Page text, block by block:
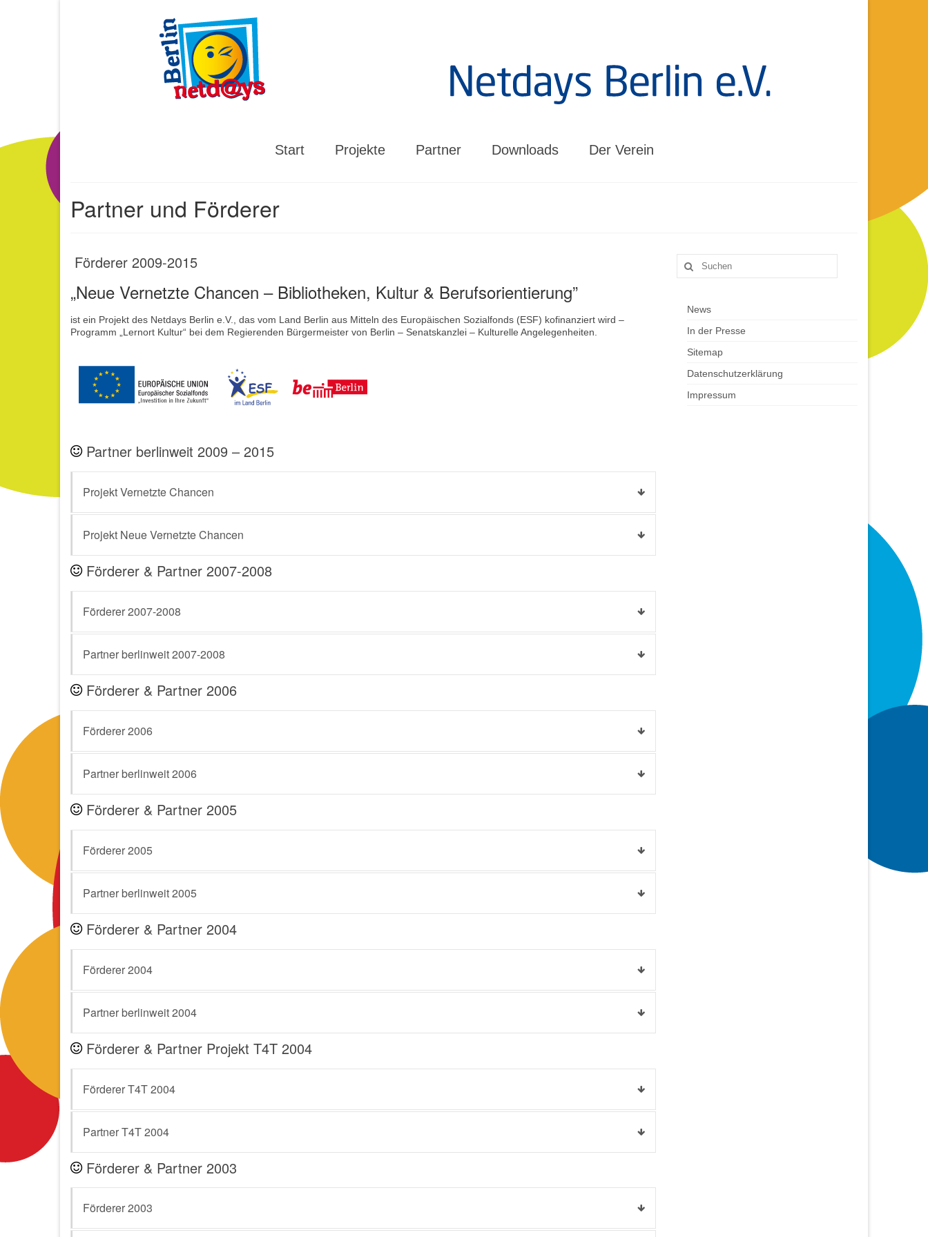
Start Projekte Partner Downloads Der Verein
Partner und Förderer
Förderer 2009-2015
„Neue Vernetzte Chancen – Bibliotheken, Kultur & Berufsorientierung”
ist ein Projekt des Netdays Berlin e.V., das vom Land Berlin aus Mitteln des Europäischen Sozialfonds (ESF) kofinanziert wird –
Programm „Lernort Kultur“ bei dem Regierenden Bürgermeister von Berlin – Senatskanzlei – Kulturelle Angelegenheiten.
Partner berlinweit 2009 – 2015
Projekt Vernetzte Chancen
Projekt Neue Vernetzte Chancen
Förderer & Partner 2007-2008
Förderer 2007-2008
Partner berlinweit 2007-2008
Förderer & Partner 2006
Förderer 2006
Partner berlinweit 2006
Förderer & Partner 2005
Förderer 2005
Partner berlinweit 2005
Förderer & Partner 2004
Förderer 2004
Partner berlinweit 2004
Förderer & Partner Projekt T4T 2004
Förderer T4T 2004
Partner T4T 2004
Förderer & Partner 2003
Förderer 2003
nach:
News
In der Presse
Sitemap
Datenschutzerklärung
Impressum